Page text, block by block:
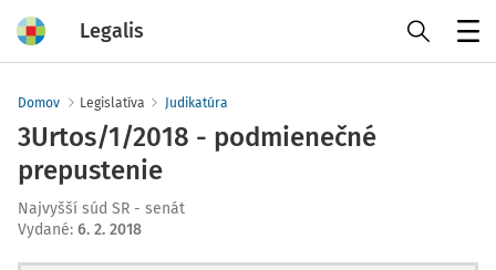
Legalis
Domov Legislatíva Judikatúra
3Urtos/1/2018 - podmienečné
prepustenie
Najvyšší súd SR - senát
Vydané: 6. 2. 2018